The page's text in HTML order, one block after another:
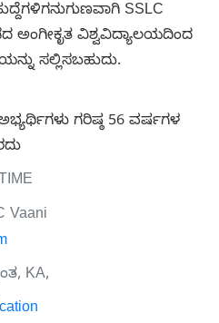
SSLC
ಅಂಗೀಕೃತ ವಿಶ್ವವಿದ್ಯಾಲಯದಿಂದ
ಸಲ್ಲಿಸಬಹುದು.
ಗರಿಷ್ಠ 56 ವರ್ಷಗಳ
Vaani
KA,